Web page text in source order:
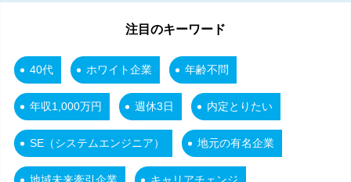
注目のキーワード
40代 ホワイト企業 年齢不問
年収1,000万円 週休3日 内定とりたい
SE（システムエンジニア） 地元の有名企業